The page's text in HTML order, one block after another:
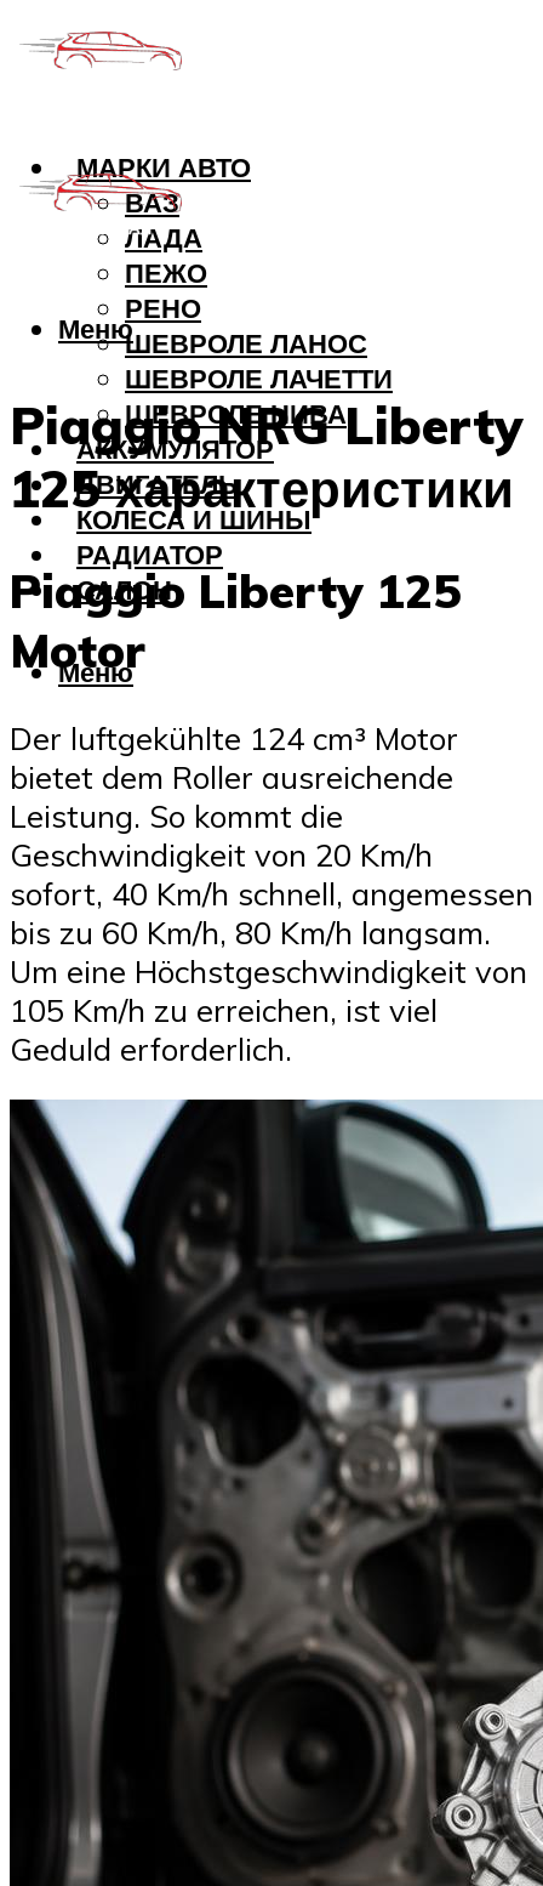
МАРКИ АВТО
ВАЗ
ЛАДА
ПЕЖО
РЕНО
ШЕВРОЛЕ ЛАНОС
ШЕВРОЛЕ ЛАЧЕТТИ
ШЕВРОЛЕ НИВА
АККУМУЛЯТОР
ДВИГАТЕЛЬ
КОЛЕСА И ШИНЫ
РАДИАТОР
САЛОН
Меню
Меню
Piaggio NRG Liberty
125 характеристики
Piaggio Liberty 125
Motor
Der luftgekühlte 124 cm³ Motor
bietet dem Roller ausreichende
Leistung. So kommt die
Geschwindigkeit von 20 Km/h
sofort, 40 Km/h schnell, angemessen
bis zu 60 Km/h, 80 Km/h langsam.
Um eine Höchstgeschwindigkeit von
105 Km/h zu erreichen, ist viel
Geduld erforderlich.